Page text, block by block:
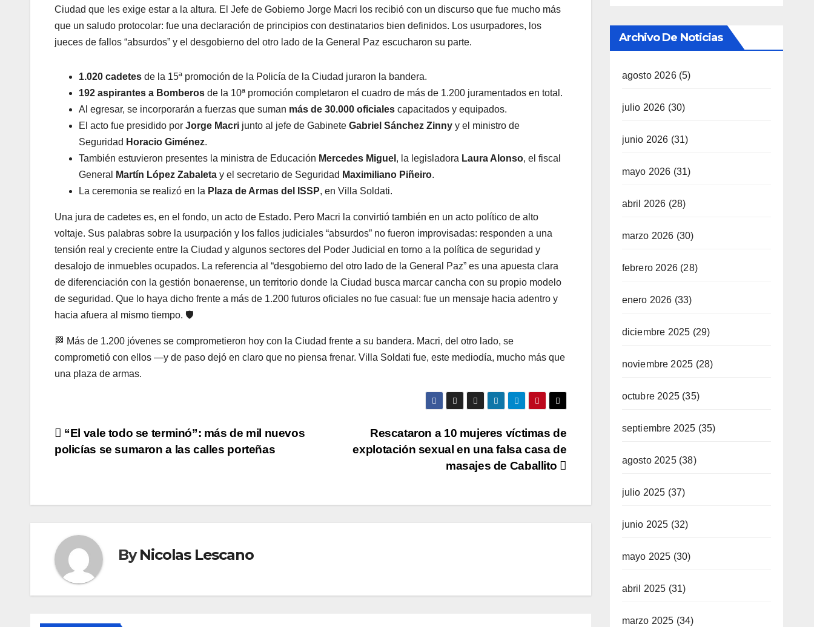
Ciudad que les exige estar a la altura. El Jefe de Gobierno Jorge Macri los recibió con un discurso que fue mucho más
que un saludo protocolar: fue una declaración de principios con destinatarios bien definidos. Los usurpadores, los
jueces de fallos “absurdos” y el desgobierno del otro lado de la General Paz escucharon su parte.
1.020 cadetes de la 15ª promoción de la Policía de la Ciudad juraron la bandera.
192 aspirantes a Bomberos de la 10ª promoción completaron el cuadro de más de 1.200 juramentados en total.
Al egresar, se incorporarán a fuerzas que suman más de 30.000 oficiales capacitados y equipados.
El acto fue presidido por Jorge Macri junto al jefe de Gabinete Gabriel Sánchez Zinny y el ministro de
Seguridad Horacio Giménez.
También estuvieron presentes la ministra de Educación Mercedes Miguel , la legisladora Laura Alonso, el fiscal
General
Martín López Zabaleta y el secretario de Seguridad Maximiliano Piñeiro.
La ceremonia se realizó en la Plaza de Armas del ISSP, en Villa Soldati.
Una jura de cadetes es, en el fondo, un acto de Estado. Pero Macri la convirtió también en un acto político de alto
voltaje. Sus palabras sobre la usurpación y los fallos judiciales “absurdos” no fueron improvisadas: responden a una
tensión real y creciente entre la Ciudad y algunos sectores del Poder Judicial en torno a la política de seguridad y
desalojo de inmuebles ocupados. La referencia al “desgobierno del otro lado de la General Paz” es una apuesta clara
de diferenciación con la gestión bonaerense, un territorio donde la Ciudad busca marcar cancha con su propio modelo
de seguridad. Que lo haya dicho frente a más de 1.200 futuros oficiales no fue casual: fue un mensaje hacia adentro y
hacia afuera al mismo tiempo. 🛡️
🏁 Más de 1.200 jóvenes se comprometieron hoy con la Ciudad frente a su bandera. Macri, del otro lado, se
comprometió con ellos —y de paso dejó en claro que no piensa frenar. Villa Soldati fue, este mediodía, mucho más que
una plaza de armas.
Navegación
de
Rescataron a 10 mujeres víctimas de
explotación sexual en una falsa casa de
masajes de Caballito
“El vale todo se terminó”: más de mil nuevos
policías se sumaron a las calles porteñas
ByNicolas Lescano
Archivo De Noticias
agosto 2026(5)
julio 2026 (30)
junio 2026 (31)
mayo 2026 (31)
abril 2026 (28)
marzo 2026 (30)
febrero 2026(28)
enero 2026 (33)
diciembre 2025 (29)
noviembre 2025 (28)
octubre 2025(35)
septiembre 2025 (35)
agosto 2025(38)
julio 2025 (37)
junio 2025 (32)
mayo 2025 (30)
abril 2025 (31)
marzo 2025 (34)